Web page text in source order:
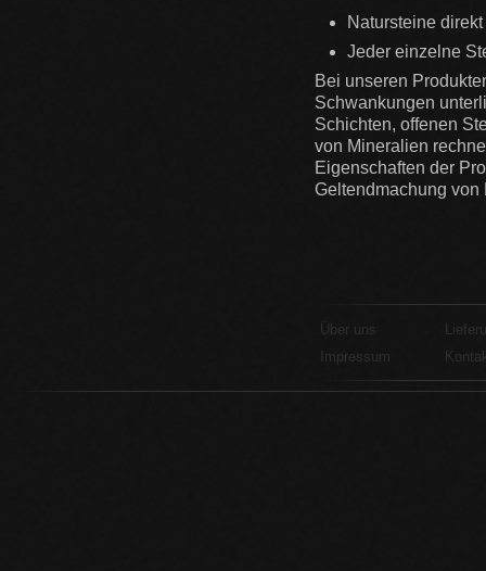
Natursteine
Jeder einzelne
Bei unseren
Schwankungen
Schichten, offenen
von Mineralien
Eigenschaften der
Geltendmachung
Über uns
Impressum